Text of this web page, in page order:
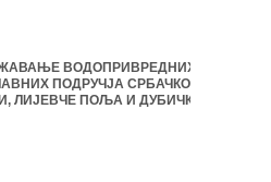
ВОДОПРИВРЕДНИХ
ПОДРУЧЈА СРБАЧКО-
ЛИЈЕВЧЕ ПОЉА И ДУБИЧКЕ